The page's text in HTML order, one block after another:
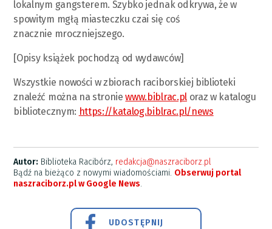
lokalnym gangsterem. Szybko jednak odkrywa, że w
spowitym mgłą miasteczku czai się coś
znacznie mroczniejszego.
[Opisy książek pochodzą od wydawców]
Wszystkie nowości w zbiorach raciborskiej biblioteki
znaleźć można na stroniewww.biblrac.ploraz w katalogu
bibliotecznym: https://katalog.biblrac.pl/news
Autor: Biblioteka Racibórz, redakcja@naszraciborz.pl
Bądź na bieżąco z nowymi wiadomościami. Obserwuj portal
naszraciborz.pl w Google News.
UDOSTĘPNIJ